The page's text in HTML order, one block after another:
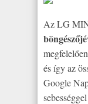
Az LG
és így az
Google